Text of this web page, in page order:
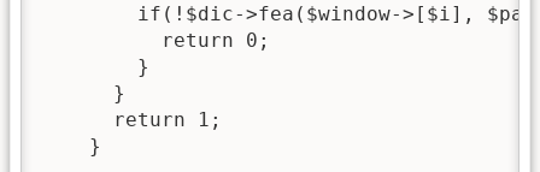
if(!$dic->fea($window->[$i],
          return 0;
        }
      }
      return 1;
    }